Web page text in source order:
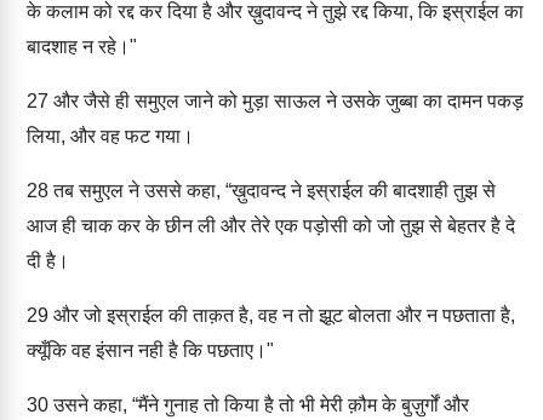
के कलाम को रद्द कर दिया है और ख़ुदावन्द ने तुझे रद्द किया, कि इस्राईल का
बादशाह न रहे।"
27 और जैसे ही समुएल जाने को मुड़ा साऊल ने उसके जुब्बा का दामन पकड़
लिया, और वह फट गया।
28तब समुएल ने उससे कहा, “ख़ुदावन्द ने इस्राईल की बादशाही तुझ से
आज ही चाक कर के छीन ली और तेरे एक पड़ोसी को जो तुझ से बेहतर है दे
दी है।
29 और जो इस्राईल की ताक़त है, वह न तो झूट बोलता और न पछताता है,
क्यूँकि वह इंसान नही है कि पछताए।"
30उसने कहा, “मैंने गुनाह तो किया है तो भी मेरी क़ौम के बुज़ुर्गों और